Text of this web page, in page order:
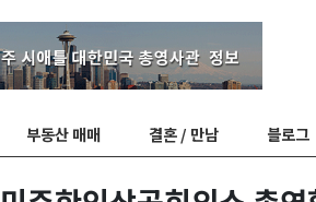
부동산 매매 결혼 / 만남 블로그